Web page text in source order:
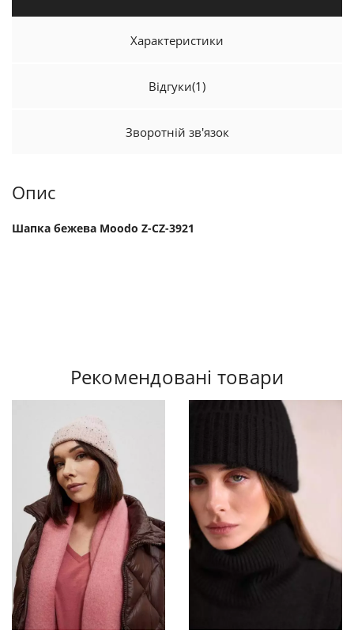
Характеристики
Відгуки(1)
Зворотній зв'язок
Опис
Шапка бежева Moodo Z-CZ-3921
Рекомендовані товари